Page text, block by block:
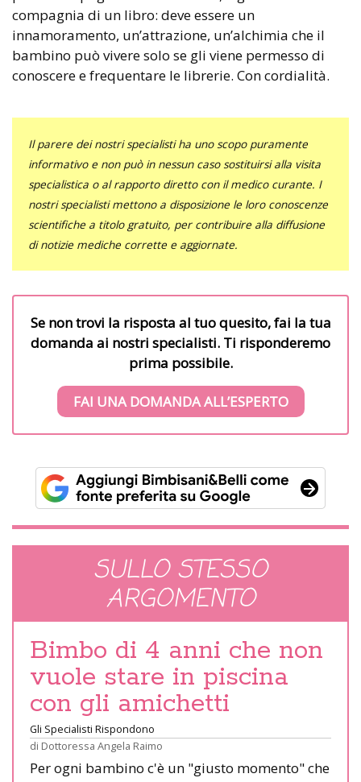
compagnia di un libro: deve essere un
innamoramento, un’attrazione, un’alchimia che il
bambino può vivere solo se gli viene permesso di
conoscere e frequentare le librerie. Con cordialità.
Il parere dei nostri specialisti ha uno scopo puramente
informativo e non può in nessun caso sostituirsi alla visita
specialistica o al rapporto diretto con il medico curante. I
nostri specialisti mettono a disposizione le loro conoscenze
scientifiche a titolo gratuito, per contribuire alla diffusione
di notizie mediche corrette e aggiornate.
Se non trovi la risposta al tuo quesito, fai la tua
domanda ai nostri specialisti. Ti risponderemo
prima possibile.
FAI UNA DOMANDA ALL’ESPERTO
SULLO STESSO
ARGOMENTO
Bimbo di 4 anni che non
vuole stare in piscina
con gli amichetti
Gli Specialisti Rispondono
di Dottoressa Angela Raimo
Per ogni bambino c'è un "giusto momento" che